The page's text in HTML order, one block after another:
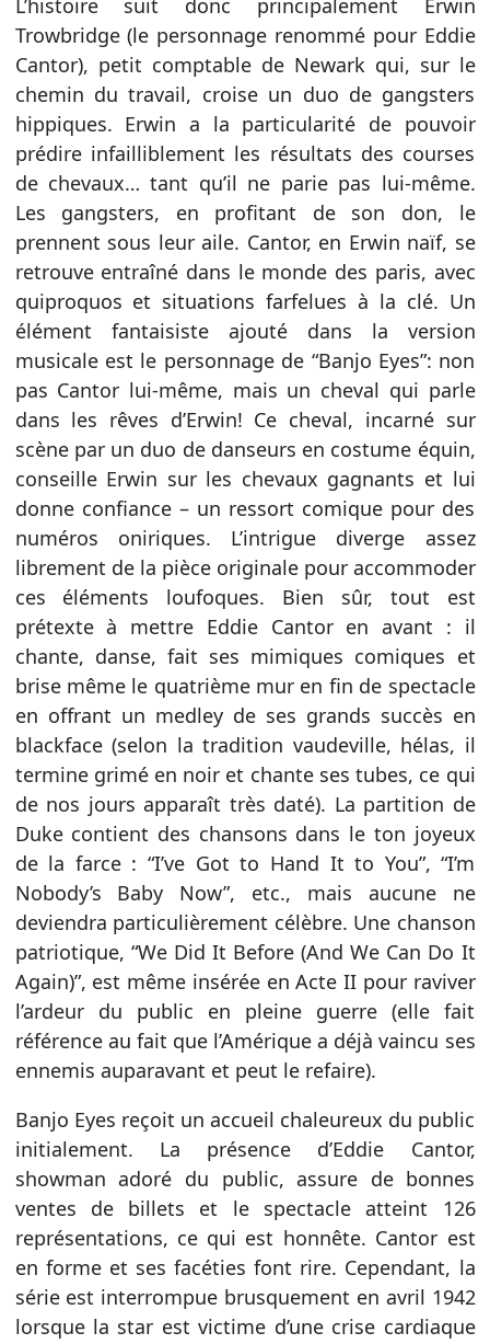
L’histoire suit donc principalement Erwin
Trowbridge (le personnage renommé pour Eddie
Cantor), petit comptable de Newark qui, sur le
chemin du travail, croise un duo de gangsters
hippiques. Erwin a la particularité de pouvoir
prédire infailliblement les résultats des courses
de chevaux… tant qu’il ne parie pas lui-même.
Les gangsters, en profitant de son don, le
prennent sous leur aile. Cantor, en Erwin naïf, se
retrouve entraîné dans le monde des paris, avec
quiproquos et situations farfelues à la clé. Un
élément fantaisiste ajouté dans la version
musicale est le personnage de “Banjo Eyes”: non
pas Cantor lui-même, mais un cheval qui parle
dans les rêves d’Erwin! Ce cheval, incarné sur
scène par un duo de danseurs en costume équin,
conseille Erwin sur les chevaux gagnants et lui
donne confiance – un ressort comique pour des
numéros oniriques. L’intrigue diverge assez
librement de la pièce originale pour accommoder
ces éléments loufoques. Bien sûr, tout est
prétexte à mettre Eddie Cantor en avant : il
chante, danse, fait ses mimiques comiques et
brise même le quatrième mur en fin de spectacle
en offrant un medley de ses grands succès en
blackface (selon la tradition vaudeville, hélas, il
termine grimé en noir et chante ses tubes, ce qui
de nos jours apparaît très daté). La partition de
Duke contient des chansons dans le ton joyeux
de la farce : “I’ve Got to Hand It to You”, “I’m
Nobody’s Baby Now”, etc., mais aucune ne
deviendra particulièrement célèbre. Une chanson
patriotique, “We Did It Before (And We Can Do It
Again)”, est même insérée en Acte II pour raviver
l’ardeur du public en pleine guerre (elle fait
référence au fait que l’Amérique a déjà vaincu ses
ennemis auparavant et peut le refaire).
Banjo Eyes reçoit un accueil chaleureux du public
initialement. La présence d’Eddie Cantor,
showman adoré du public, assure de bonnes
ventes de billets et le spectacle atteint 126
représentations, ce qui est honnête. Cantor est
en forme et ses facéties font rire. Cependant, la
série est interrompue brusquement en avril 1942
lorsque la star est victime d’une crise cardiaque